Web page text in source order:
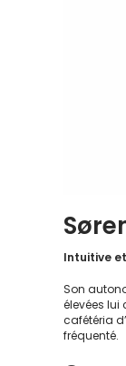
Intuitive
Son
élevées lui
cafétéria
fréquenté.